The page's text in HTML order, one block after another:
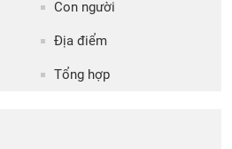
Con người
Địa điểm
Tổng hợp